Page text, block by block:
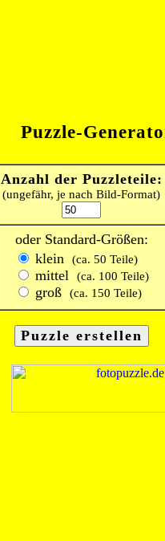
Puzzle-
Anzahl der Puzzleteile:
(ungefähr, je nach Bild-Format)
oder Standard-Größen:
klein
(ca. 50 Teile)
mittel (ca. 100 Teile)
groß (ca. 150 Teile)